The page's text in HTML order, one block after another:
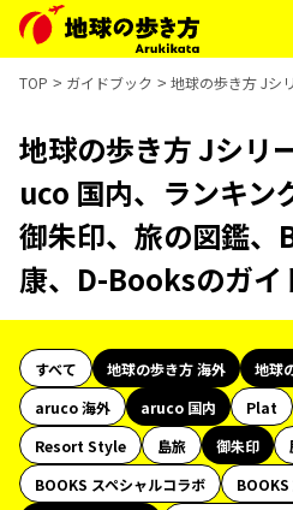
TOP ガイドブック 地球の歩き方 Jシ
地球の歩き方 Jシリ
uco 国内、ランキン
御朱印、旅の図鑑、
康、D-Booksのガイ
すべて 地球の歩き方 海外
地球
aruco 海外
aruco 国内 Plat
Resort Style
島旅 御朱印
BOOKS スペシャルコラボ
BOOKS